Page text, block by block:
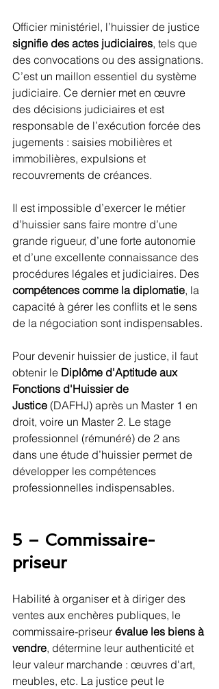
Officier ministériel, l’huissier de justice
signifie des actes judiciaires, tels que
des convocations ou des assignations.
C’est un maillon essentiel du système
judiciaire. Ce dernier met en œuvre
des décisions judiciaires et est
responsable de l’exécution forcée des
jugements : saisies mobilières et
immobilières, expulsions et
recouvrements de créances.
Il est impossible d’exercer le métier
d’huissier sans faire montre d’une
grande rigueur, d’une forte autonomie
et d’une excellente connaissance des
procédures légales et judiciaires. Des
compétences comme la diplomatie, la
capacité à gérer les conflits et le sens
de la négociation sont indispensables.
Pour devenir huissier de justice, il faut
obtenir le Diplôme d'Aptitude aux
Fonctions d'Huissier de
Justice (DAFHJ) après un Master 1 en
droit, voire un Master 2. Le stage
professionnel (rémunéré) de 2 ans
dans une étude d’huissier permet de
développer les compétences
professionnelles indispensables.
5 – Commissaire-
priseur
Habilité à organiser et à diriger des
ventes aux enchères publiques, le
commissaire-priseur évalue les biens à
vendre, détermine leur authenticité et
leur valeur marchande : œuvres d'art,
meubles, etc. La justice peut le